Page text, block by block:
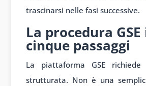
trascinarsi nelle fasi successive.
La procedura GSE
cinque passaggi
La piattaforma GSE richiede
strutturata. Non è una